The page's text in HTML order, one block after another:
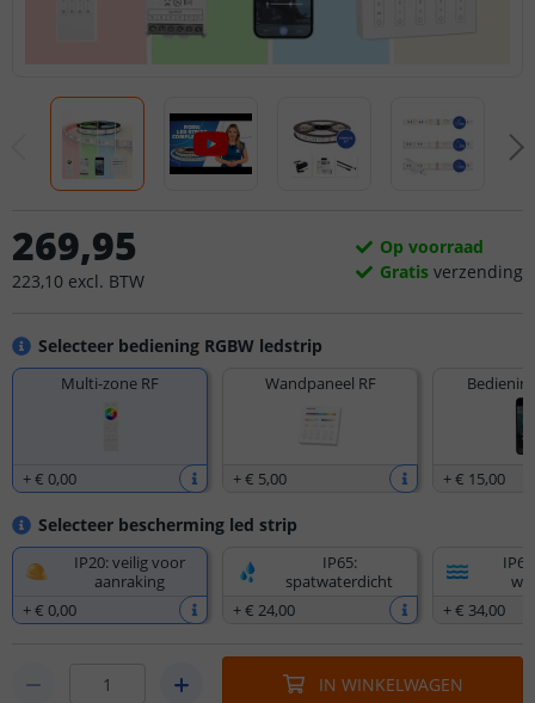
Selecteer bediening RGBW ledstrip
Multi-zone RF
+€ 0,00
Wandpaneel RF
+€ 5,00 +€ 15,00
Selecteer bescherming led strip
IP20: veilig voor
aanraking
+€ 0,00
IP65:
spatwaterdicht
+€ 24,00
+€ 34,00
269,95
223,10 excl. BTW
Op voorraad
Gratis verzending
IN WINKELWAGEN